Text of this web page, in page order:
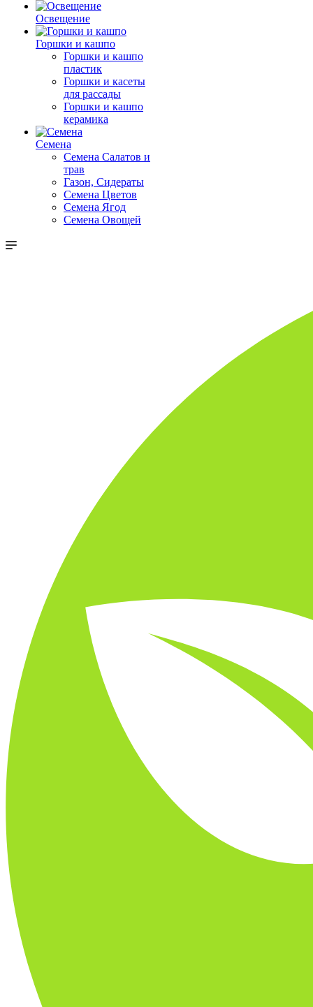
Освещение
Горшки и кашпо
Горшки и кашпо
пластик
Горшки и касеты
для рассады
Горшки и кашпо
керамика
Семена
Семена Салатов и
трав
Газон, Сидераты
Семена Цветов
Семена Ягод
Семена Овощей